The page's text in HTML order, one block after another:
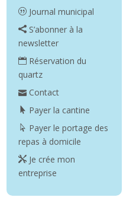
Journal municipal
S’abonner à la
newsletter
Réservation du
quartz
Contact
Payer la cantine
Payer le portage des
repas à domicile
Je crée mon
entreprise